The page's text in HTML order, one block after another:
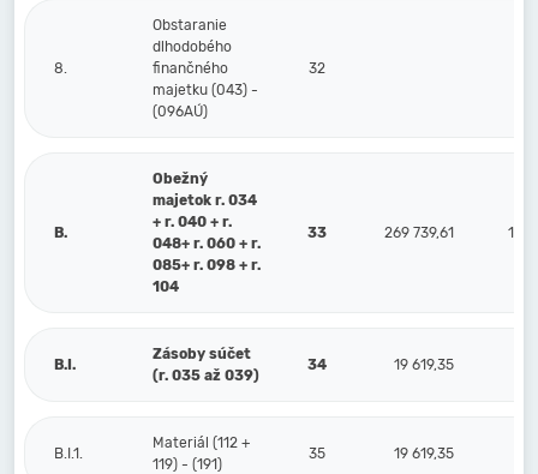
8.
Obstaranie
dlhodobého
finančného
majetku (043) -
(096AÚ)
32
B.
Obežný
majetok r. 034
+ r. 040 + r.
048+ r. 060 + r.
085+ r. 098 + r.
104
33 269 739,61 1
B.I.
Zásoby súčet
(r. 035 až 039)
34 19 619,35
B.I.1.
Materiál (112 +
119) - (191)
35 19 619,35